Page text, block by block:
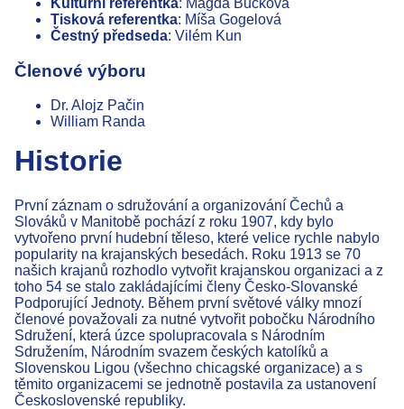
Tisková referentka: Míša Gogelová
Čestný předseda: Vilém Kun
Členové výboru
Dr. Alojz Pačin
William Randa
Historie
První záznam o sdružování a organizování Čechů a
Slováků v Manitobě pochází z roku 1907, kdy bylo
vytvořeno první hudební těleso, které velice rychle nabylo
popularity na krajanských besedách. Roku 1913 se 70
našich krajanů rozhodlo vytvořit krajanskou organizaci a z
toho 54 se stalo zakládajícími členy Česko-Slovanské
Podporující Jednoty. Během první světové války mnozí
členové považovali za nutné vytvořit pobočku Národního
Sdružení, která úzce spolupracovala s Národním
Sdružením, Národním svazem českých katolíků a
Slovenskou Ligou (všechno chicagské organizace) a s
těmito organizacemi se jednotně postavila za ustanovení
Československé republiky.